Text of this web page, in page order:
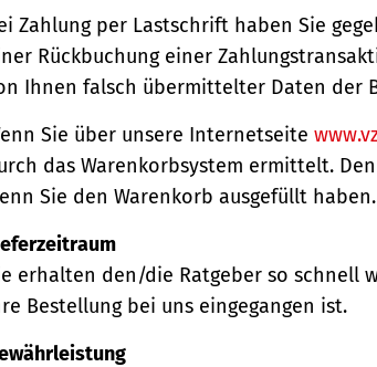
Zahlung per Lastschrift haben Sie
Rückbuchung einer
Ihnen falsch übermittelter Daten der
Sie über unsere Internetseite
das Warenkorbsystem ermittelt.
Sie den Warenkorb ausgefüllt haben.
erhalten den/die Ratgeber so schnell
Bestellung bei uns eingegangen ist.